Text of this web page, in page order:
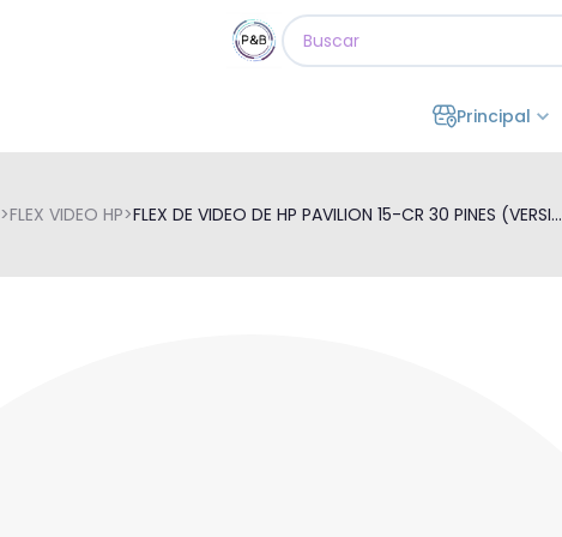
Principal
>FLEX VIDEO HP>FLEX DE VIDEO DE HP PAVILION 15-CR 30 PINES (VERSI...